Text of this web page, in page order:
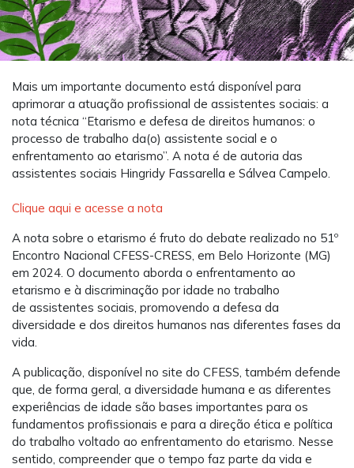
Mais um importante documento está disponível para
aprimorar a atuação profissional de assistentes sociais: a
nota técnica “Etarismo e defesa de direitos humanos: o
processo de trabalho da(o) assistente social e o
enfrentamento ao etarismo”. A nota é de autoria das
assistentes sociais Hingridy Fassarella e Sálvea Campelo.
Clique aqui e acesse a nota
A nota sobre o etarismo é fruto do debate realizado no 51º
Encontro Nacional CFESS-CRESS, em Belo Horizonte (MG)
em 2024. O documento aborda o enfrentamento ao
etarismo e à discriminação por idade no trabalho
de assistentes sociais, promovendo a defesa da
diversidade e dos direitos humanos nas diferentes fases da
vida.
A publicação, disponível no site do CFESS, também defende
que, de forma geral, a diversidade humana e as diferentes
experiências de idade são bases importantes para os
fundamentos profissionais e para a direção ética e política
do trabalho voltado ao enfrentamento do etarismo. Nesse
sentido, compreender que o tempo faz parte da vida e